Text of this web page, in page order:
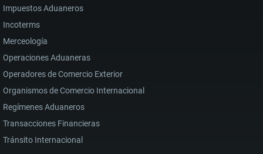
Impuestos Aduaneros
Incoterms
Merceología
Operaciones Aduaneras
Operadores de Comercio Exterior
Organismos de Comercio Internacional
Regímenes Aduaneros
Transacciones Financieras
Tránsito Internacional